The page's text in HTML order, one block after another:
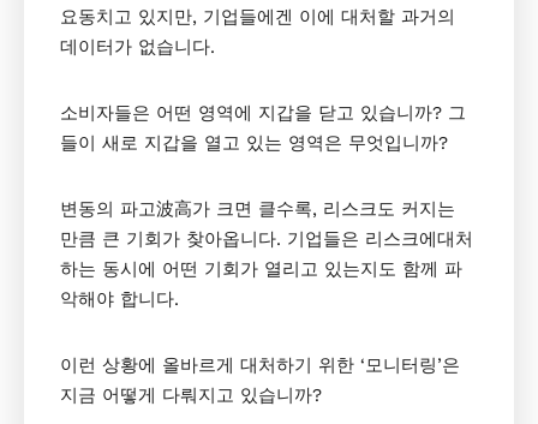
요동치고 있지만, 기업들에겐 이에 대처할 과거의
데이터가 없습니다.
소비자들은 어떤 영역에 지갑을 닫고 있습니까? 그
들이 새로 지갑을 열고 있는 영역은 무엇입니까?
변동의 파고波高가 크면 클수록, 리스크도 커지는
만큼 큰 기회가 찾아옵니다. 기업들은 리스크에대처
하는 동시에 어떤 기회가 열리고 있는지도 함께 파
악해야 합니다.
이런 상황에 올바르게 대처하기 위한 ‘모니터링’은
지금 어떻게 다뤄지고 있습니까?